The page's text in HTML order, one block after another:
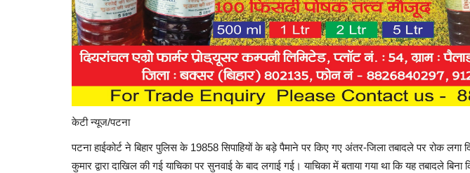
केटी न्यूज/पटना
पटना हाईकोर्ट ने बिहार पुलिस के 19858 सिपाहियों के बड़े पैमाने पर किए गए अंतर-जिला तबादले पर रोक
कुमार द्वारा दाखिल की गई याचिका पर सुनवाई के बाद लगाई गई। याचिका में बताया गया था कि यह तबादले